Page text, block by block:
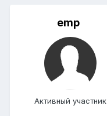
emp
Активный участник